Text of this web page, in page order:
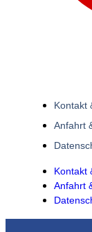
Kontakt
Anfahrt
Kontakt
Anfahrt